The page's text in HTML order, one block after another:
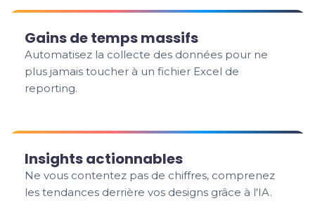
Gains de temps massifs
Automatisez la collecte des données pour ne
plus jamais toucher à un fichier Excel de
reporting.
Insights actionnables
Ne vous contentez pas de chiffres, comprenez
les tendances derrière vos designs grâce à l'IA.